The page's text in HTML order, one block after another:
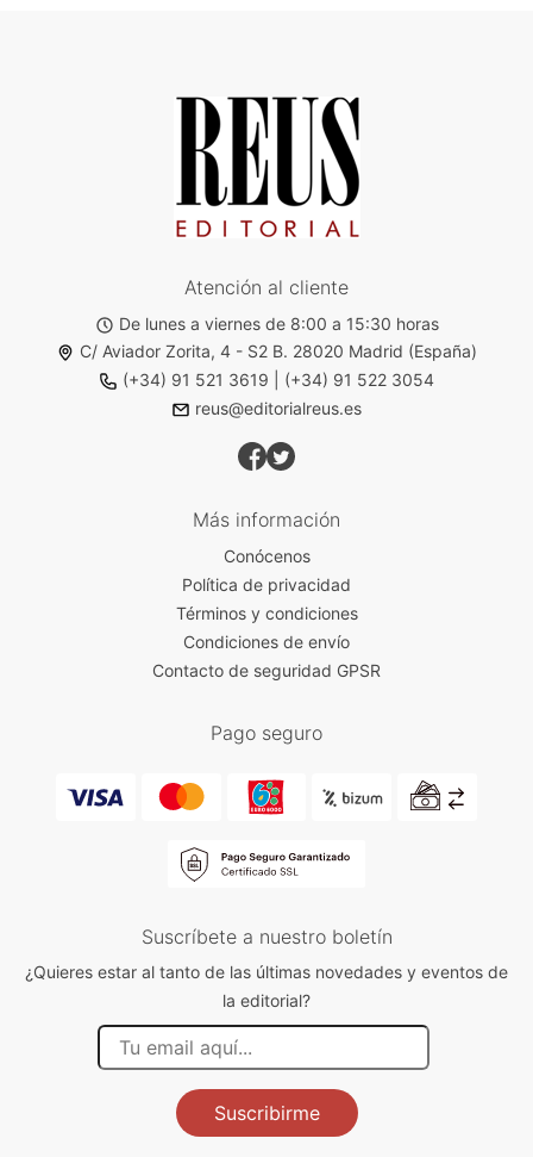
Atención al cliente
De lunes a viernes de 8:00 a 15:30 horas
C/ Aviador Zorita, 4 - S2 B. 28020 Madrid (España)
(+34) 91 521 3619
(+34) 91 522 3054
reus@editorialreus.es
Más información
Conócenos
Política de privacidad
Términos y condiciones
Condiciones de envío
Contacto de seguridad GPSR
Pago seguro
Suscríbete a nuestro boletín
¿Quieres estar al tanto de las últimas novedades y eventos de
la editorial?
Suscribirme